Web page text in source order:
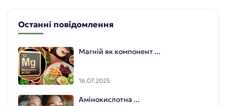
Останні повідомлення
Магній як компонент ...
16.07.2025
Амінокислотна ...